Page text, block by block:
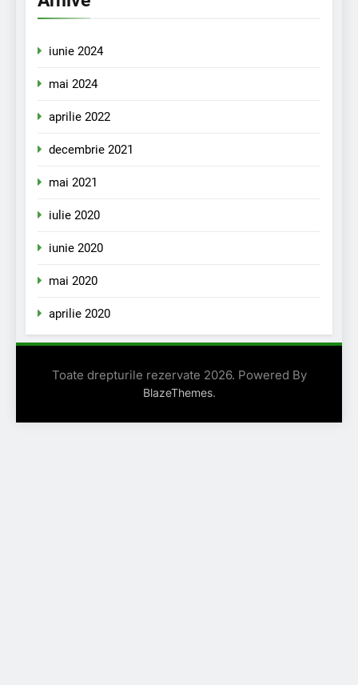
iunie 2024
mai 2024
aprilie 2022
decembrie 2021
mai 2021
iulie 2020
iunie 2020
mai 2020
aprilie 2020
Toate drepturile rezervate 2026. Powered By
BlazeThemes.